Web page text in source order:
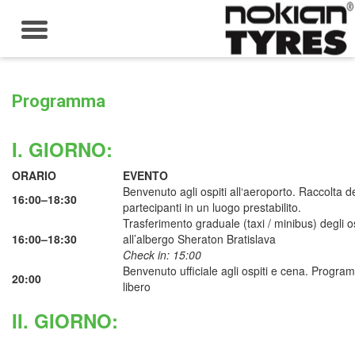
Toggle
navigation
Programma
I. GIORNO:
ORARIO
EVENTO
16:00–18:30
Benvenuto agli ospiti all‘aeroporto. Raccolta
partecipanti in un luogo prestabilito.
16:00–18:30
Trasferimento graduale (taxi / minibus) degli
all’albergo Sheraton Bratislava
Check in: 15:00
20:00
Benvenuto ufficiale agli ospiti e cena.
libero
II. GIORNO: